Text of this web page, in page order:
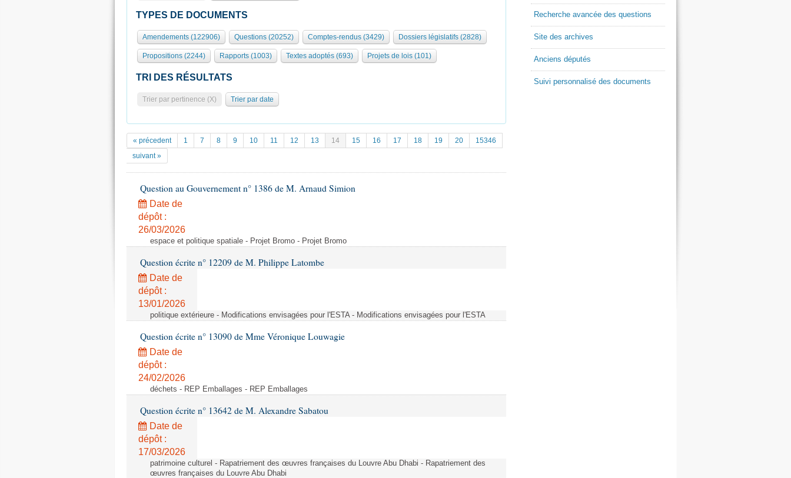
TYPES DE DOCUMENTS
Amendements (122906) Questions (20252) Comptes-rendus (3429) Dossiers législatifs (2828)
Propositions (2244) Rapports (1003) Textes adoptés (693) Projets de lois (101)
TRI DES RÉSULTATS
Trier par pertinence (X) Trier par date
« précedent 1 7 8 9 10 11 12 13 14 15 16 17 18 19 20
15346
suivant »
Question au Gouvernement n° 1386 de M. Arnaud Simion
Date de
dépôt :
26/03/2026
espace et politique spatiale - Projet Bromo - Projet Bromo
Question écrite n° 12209 de M. Philippe Latombe
Date de
dépôt :
13/01/2026
politique extérieure - Modifications envisagées pour l'ESTA - Modifications envisagées pour l'ESTA
Question écrite n° 13090 de Mme Véronique Louwagie
Date de
dépôt :
24/02/2026
déchets - REP Emballages - REP Emballages
Question écrite n° 13642 de M. Alexandre Sabatou
Date de
dépôt :
17/03/2026
patrimoine culturel - Rapatriement des œuvres françaises du Louvre Abu Dhabi - Rapatriement des
œuvres françaises du Louvre Abu Dhabi
Recherche avancée des questions
Site des archives
Anciens députés
Suivi personnalisé des documents